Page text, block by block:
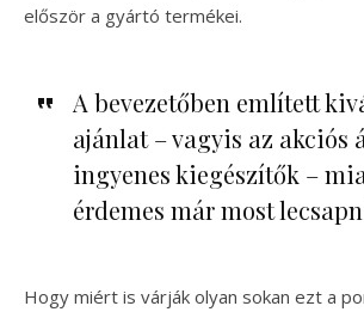
először a gyártó termékei.
A bevezetőben említett
ajánlat – vagyis az akciós
ingyenes kiegészítők –
érdemes már most
Hogy miért is várják olyan sokan ezt a